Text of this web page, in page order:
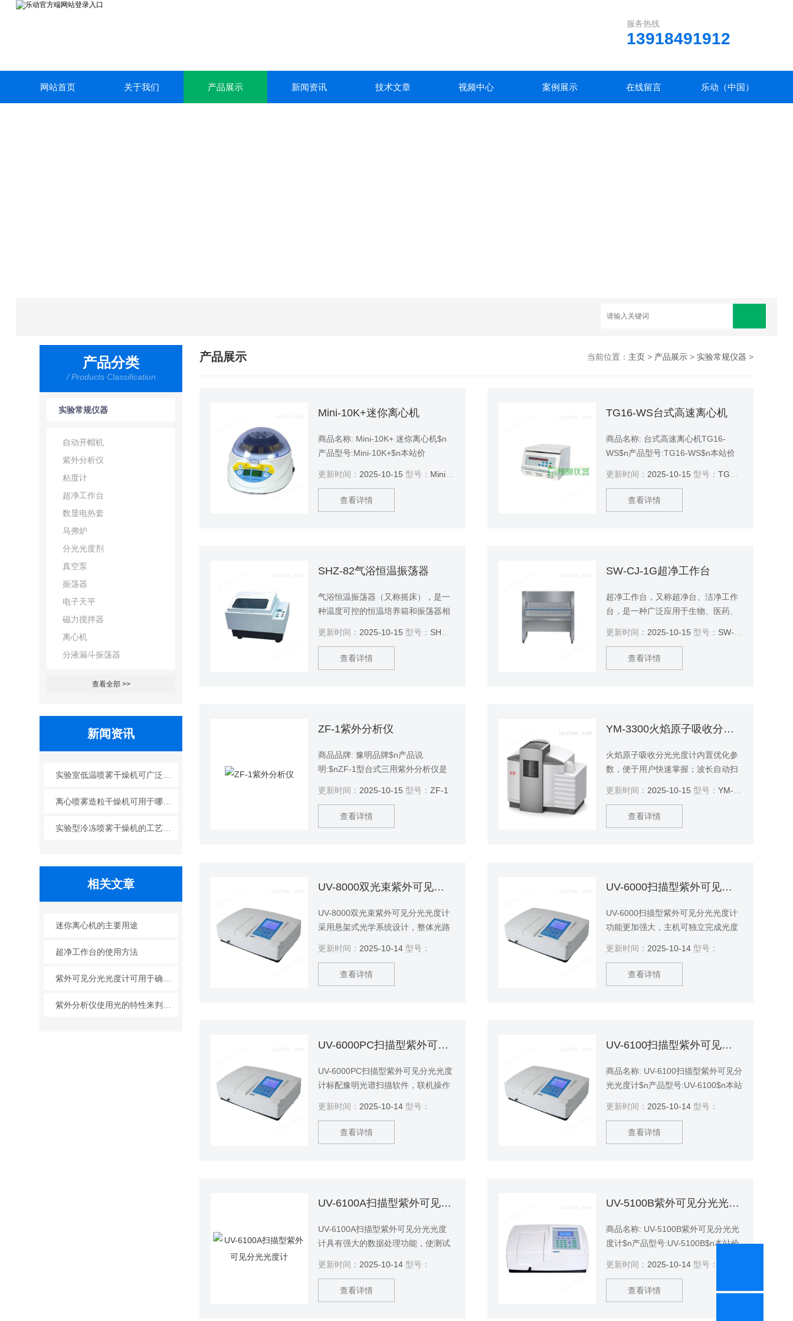
服务热线
13918491912
网站首页 关于我们 产品展示 新闻资讯 技术文章 视频中心 案例展示 在线留言 乐动（中国）
产品分类
/ Products Classification
实验常规仪器
自动开帽机
紫外分析仪
粘度计
超净工作台
数显电热套
马弗炉
分光光度剂
真空泵
振荡器
电子天平
磁力搅拌器
离心机
分液漏斗振荡器
查看全部 >>
新闻资讯
相关文章
迷你离心机的主要用途
超净工作台的使用方法
产品展示 当前位置： 主页> 产品展示> 实验常规仪器 >
Mini-10K+迷你离心机
商品名称: Mini-10K+ 迷你离心机$n
产品型号:Mini-10K+$n本站价
$n商品品牌: 豫明品牌
更新时间： 2025-10-15 型号： Mini-10K+
查看详情
TG16-WS台式高速离心机
商品名称: 台式高速离心机TG16-
WS$n产品型号:TG16-WS$n本站价
$n商品品牌: 豫明品牌
更新时间： 2025-10-15 型号： TG16-WS
查看详情
SHZ-82气浴恒温振荡器
气浴恒温振荡器（又称摇床），是一
种温度可控的恒温培养箱和振荡器相
院校、医疗、石油化工、卫生防疫、
环境监测等科研部门作生物、生化、
细胞、菌种等各种液态、固态化合物
更新时间： 2025-10-15 型号： SHZ-82
查看详情
SW-CJ-1G超净工作台
超净工作台，又称超净台、洁净工作
台，是一种广泛应用于生物、医药、
提供一个局部高洁净度的工作环境，
确保实验过程中的样品安全、准确、
可靠。
更新时间： 2025-10-15 型号： SW-CJ-1G
查看详情
ZF-1紫外分析仪
商品品牌: 豫明品牌$n产品说
明:$nZF-1型台式三用紫外分析仪是
可发出长波紫外线（365nm）短波紫
外线强度高、稳定性好、使用方便、
可靠，深受广大用户欢迎。该仪器在
更新时间： 2025-10-15 型号： ZF-1
查看详情
YM-3300火焰原子吸收分光光度计
火焰原子吸收分光光度计内置优化参
数，便于用户快速掌握；波长自动扫
自动调整负高压、灯电流等，系统化
设置或单项设置，操作灵活。
更新时间： 2025-10-15 型号： YM-3300
查看详情
UV-8000双光束紫外可见分光光度计
UV-8000双光束紫外可见分光光度计
采用悬架式光学系统设计，整体光路
形基座上，底板的变形和外界的震动
对光学系统不产生任何影响，从而大
大提高了仪器的稳定性和可靠性
更新时间： 2025-10-14型号：
查看详情
UV-6000扫描型紫外可见分光光度计
UV-6000扫描型紫外可见分光光度计
功能更加强大，主机可独立完成光度
学、DNA/蛋白质测试，多波长测试及
数据打印等功能
更新时间： 2025-10-14型号：
查看详情
UV-6000PC扫描型紫外可见分光光度计
UV-6000PC扫描型紫外可见分光光度
计标配豫明光谱扫描软件，联机操作
外，还可实现更为强大的数据处理功
能，并且使数据存储达到无限.
更新时间： 2025-10-14型号：
查看详情
UV-6100扫描型紫外可见分光光度计
商品名称: UV-6100扫描型紫外可见分
光光度计$n产品型号:UV-6100$n本站
更新时间： 2025-10-14型号：
查看详情
UV-6100A扫描型紫外可见分光光度计
UV-6100A扫描型紫外可见分光光度
计具有强大的数据处理功能，使测试
为简单快捷。
更新时间： 2025-10-14型号：
查看详情
UV-5100B紫外可见分光光度计
商品名称: UV-5100B紫外可见分光光
度计$n产品型号:UV-5100B$n本站价
更新时间： 2025-10-14型号：
查看详情